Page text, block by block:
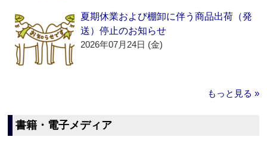
夏期休業および棚卸に伴う商品出荷（発
送）停止のお知らせ
2026年07月24日 (金)
もっと見る »
書籍・電子メディア